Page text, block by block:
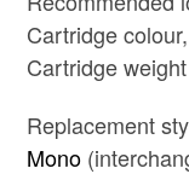
Cartridge
Cartridge
Replacement
Mono